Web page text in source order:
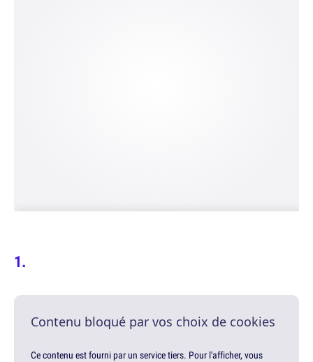
Contenu bloqué par vos choix de cookies
Ce contenu est fourni par un service tiers. Pour l'afficher, vous